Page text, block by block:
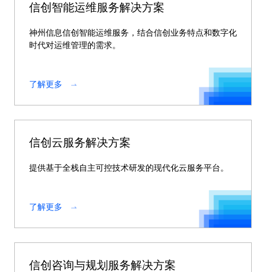
信创智能运维服务解决方案
神州信息信创智能运维服务，结合信创业务特点和数字化
时代对运维管理的需求。
了解更多
信创云服务解决方案
提供基于全栈自主可控技术研发的现代化云服务平台。
了解更多
信创咨询与规划服务解决方案